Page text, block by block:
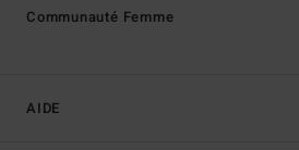
AIDE
Communauté Femme